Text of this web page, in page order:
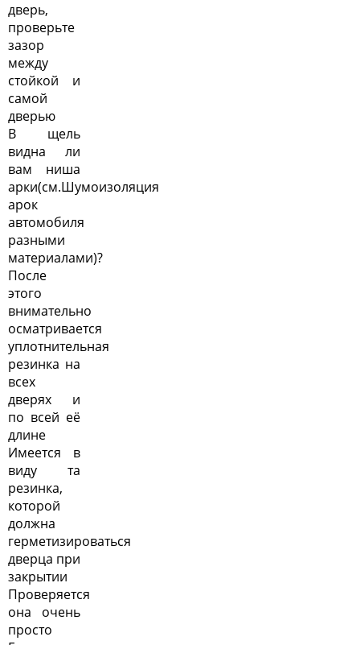
дверь,
проверьте
зазор
между
стойкой и
самой
дверью
В щель
видна ли
вам ниша
арки(см.Шумоизоляция
арок
автомобиля
разными
материалами)?
После
этого
внимательно
осматривается
уплотнительная
резинка на
всех
дверях и
по всей её
длине
Имеется в
виду та
резинка,
которой
должна
герметизироваться
дверца при
закрытии
Проверяется
она очень
просто